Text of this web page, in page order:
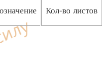
Кол-во листов